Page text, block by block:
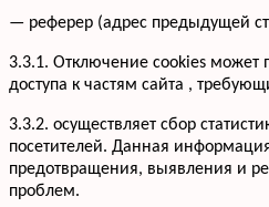
— реферер (адрес предыдущей
3.3.1. Отключение cookies может
доступа к частям сайта ,
3.3.2. осуществляет сбор
посетителей. Данная
предотвращения, выявления и
проблем.